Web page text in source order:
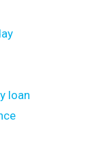
loan